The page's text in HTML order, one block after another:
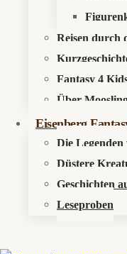
Reisen durch
Fantasy 4
Über
Eisenberg
Die Legenden
Düstere
Geschichten
Leseproben
Startseite»Aktuelles